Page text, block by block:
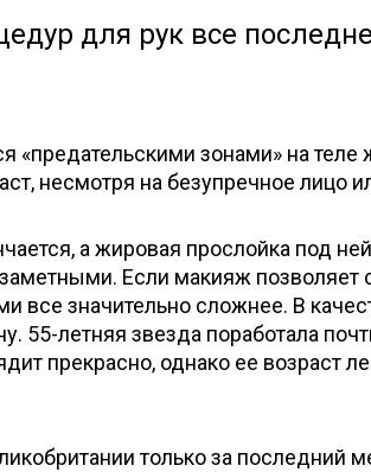
для рук все
«предательскими зонами» на
несмотря на безупречное лицо
а жировая прослойка под
Если макияж позволяет
все значительно сложнее. В
55-летняя звезда поработала
прекрасно, однако ее возраст
только за последний